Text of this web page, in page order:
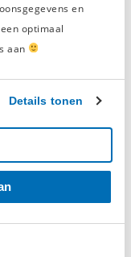
en
optimaal
aan
Details tonen
werkplaats
zijn de
werkplaats of
jouw
doeleinden